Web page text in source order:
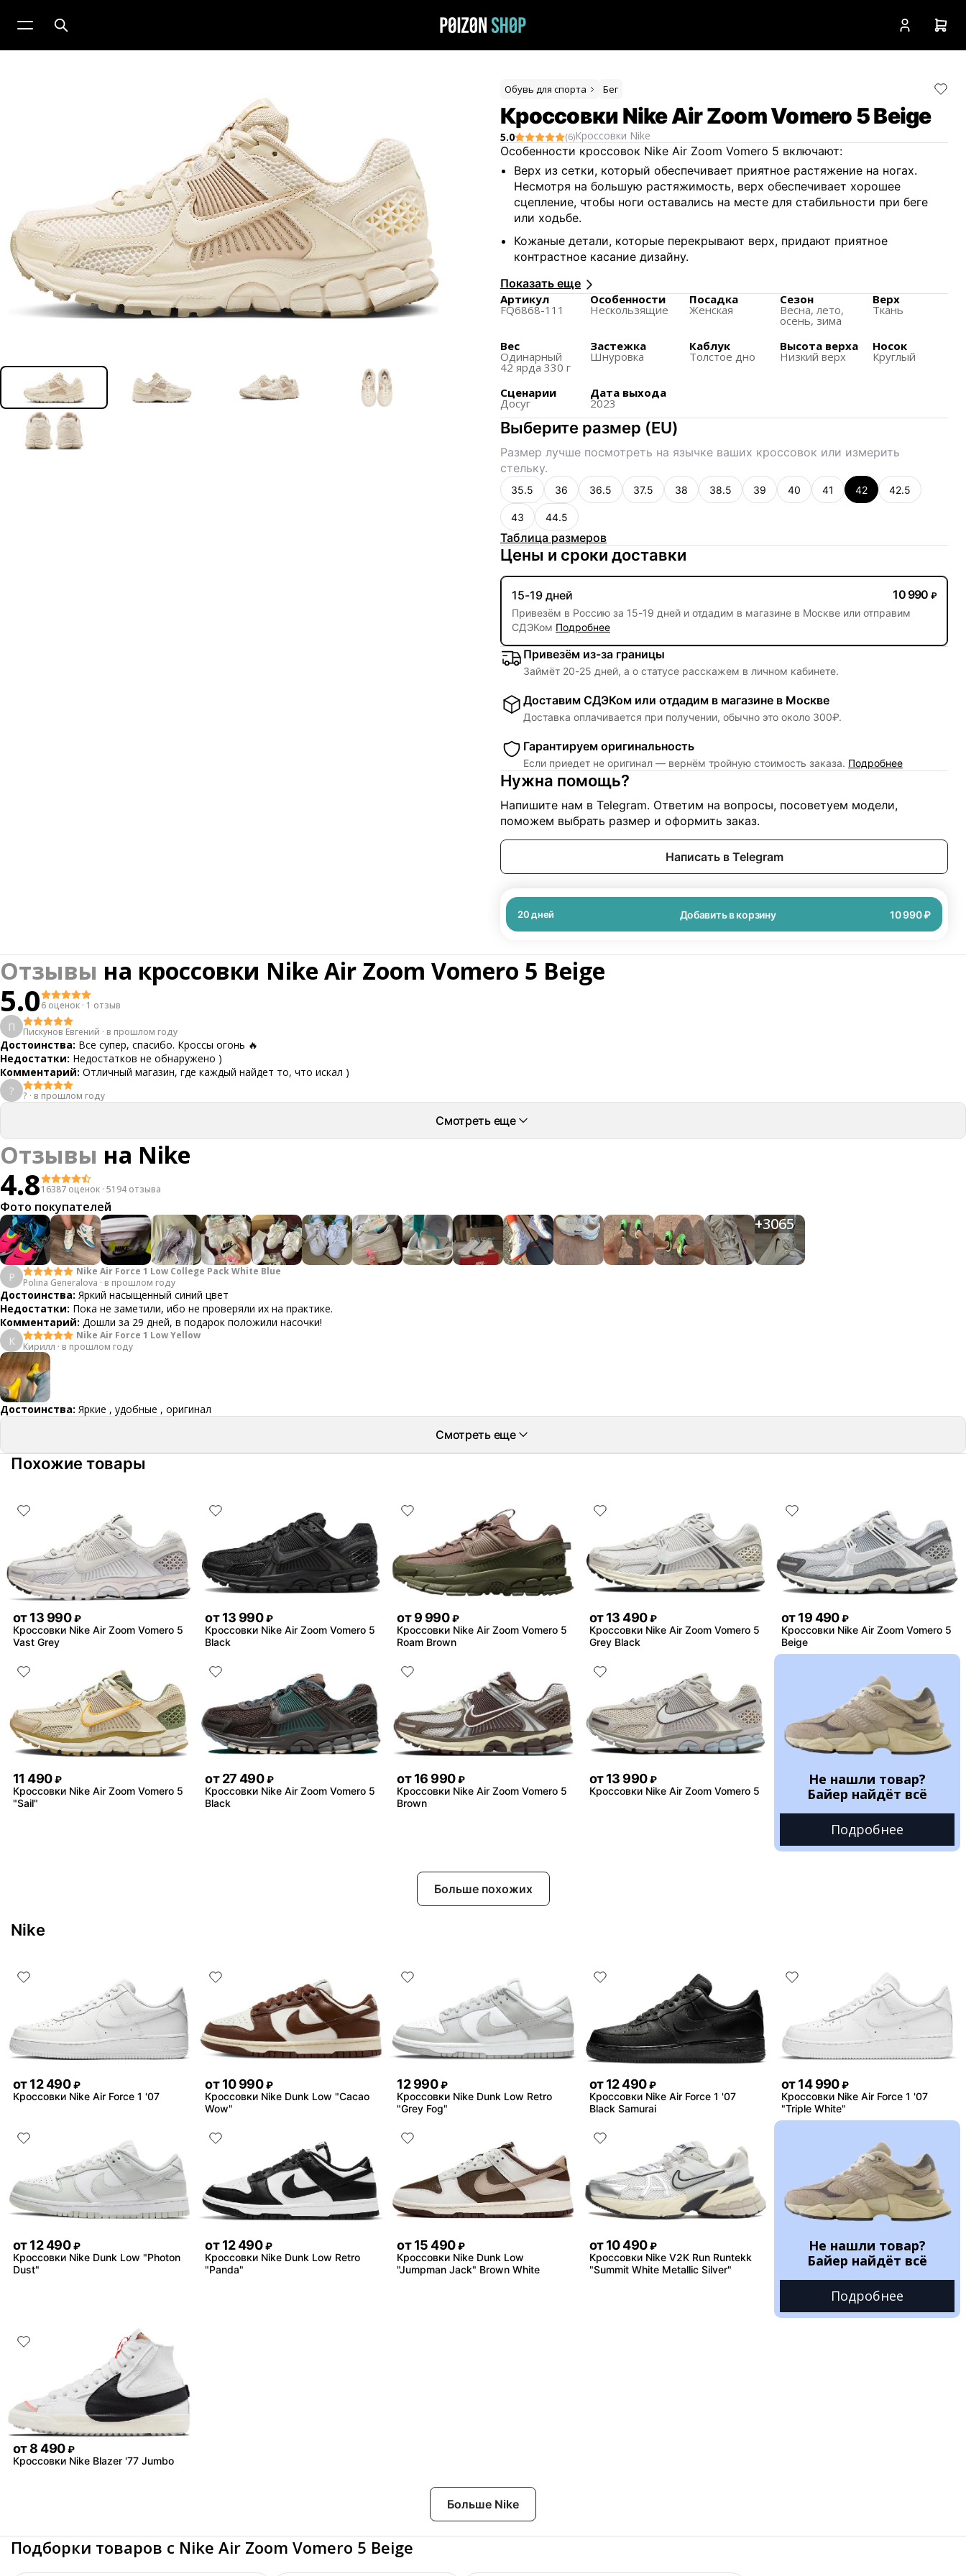
Обувь для спорта Бег
Кроссовки Nike Air Zoom Vomero 5 Beige
5.0 (6)Кроссовки Nike
Особенности кроссовок Nike Air Zoom Vomero 5 включают:
Верх из сетки, который обеспечивает приятное растяжение на ногах.
Несмотря на большую растяжимость, верх обеспечивает хорошее
сцепление, чтобы ноги оставались на месте для стабильности при беге
или ходьбе.
Кожаные детали, которые перекрывают верх, придают приятное
контрастное касание дизайну.
Кроссовки дополнены деталями из 3M для еще более впечатляющего
вида.
Каждая пара имеет дышащий сетчатый верх, кожаные и замшевые
контру для пятки.
Эти кроссовки были впервые представлены в 2010 году и имеют
непреодолимо ретро ощущение благодаря их массивным резиновым
подошвам и богато слоенным компонентам.
Показать еще
Артикул
FQ6868-111
Особенности
Нескользящиe
Посадка
Женская
Сезон
Весна, лето,
осень, зима
Верх
Ткань
Вес
Одинарный
42 ярда 330 г
Застежка
Шнуровка
Каблук
Толстое дно
Высота верха
Низкий верх
Носок
Круглый
Сценарии
Досуг
Дата выхода
2023
Выберите размер (EU)
Размер лучше посмотреть на язычке ваших кроссовок или измерить
стельку.
35.5 36 36.5 37.5 38 38.5 39 40 41 42 42.5
43 44.5
Таблица размеров
Цены и сроки доставки
15-19 дней 10 990 ₽
Привезём в Россию за 15-19 дней и отдадим в магазине в Москве или отправим
СДЭКом Подробнее
Привезём из-за границы
Займёт 20-25 дней, а о статусе расскажем в личном кабинете.
Доставим СДЭКом или отдадим в магазине в Москве
Доставка оплачивается при получении, обычно это около 300₽.
Гарантируем оригинальность
Если приедет не оригинал — вернём тройную стоимость заказа. Подробнее
Нужна помощь?
Напишите нам в Telegram. Ответим на вопросы, посоветуем модели,
поможем выбрать размер и оформить заказ.
Написать в Telegram
20дней Добавить в корзину 10 990 ₽
Отзывы на кроссовки Nike Air Zoom Vomero 5 Beige
5.06 оценок · 1 отзыв
П Пискунов Евгений · в прошлом году
Достоинства: Все супер, спасибо. Кроссы огонь 🔥
Недостатки: Недостатков не обнаружено )
Комментарий: Отличный магазин, где каждый найдет то, что искал )
?
? · в прошлом году
Смотреть еще
Отзывы на Nike
4.816387 оценок · 5194 отзыва
Фото покупателей
+3065
P
Nike Air Force 1 Low College Pack White Blue
Polina Generalova · в прошлом году
Достоинства: Яркий насыщенный синий цвет
Недостатки: Пока не заметили, ибо не проверяли их на практике.
Комментарий: Дошли за 29 дней, в подарок положили насочки!
К
Nike Air Force 1 Low Yellow
Кирилл · в прошлом году
Достоинства: Яркие , удобные , оригинал
Смотреть еще
Похожие товары
от13 990 ₽
Кроссовки Nike Air Zoom Vomero 5
Vast Grey
от 13 990 ₽
Кроссовки Nike Air Zoom Vomero 5
Black
от 9 990 ₽
Кроссовки Nike Air Zoom Vomero 5
Roam Brown
от 13 490 ₽
Кроссовки Nike Air Zoom Vomero 5
Grey Black
от 19 490 ₽
Кроссовки Nike Air Zoom Vomero 5
Beige
11 490 ₽
Кроссовки Nike Air Zoom Vomero 5
"Sail"
от 27 490 ₽
Кроссовки Nike Air Zoom Vomero 5
Black
от 16 990 ₽
Кроссовки Nike Air Zoom Vomero 5
Brown
от 13 990 ₽
Кроссовки Nike Air Zoom Vomero 5
Не нашли товар?
Байер найдёт всё
Подробнее
Больше похожих
Nike
от12 490 ₽
Кроссовки Nike Air Force 1 '07
от 10 990 ₽
Кроссовки Nike Dunk Low "Cacao
Wow"
12 990 ₽
Кроссовки Nike Dunk Low Retro
"Grey Fog"
от 12 490 ₽
Кроссовки Nike Air Force 1 '07
Black Samurai
от 14 990 ₽
Кроссовки Nike Air Force 1 '07
"Triple White"
от12 490 ₽
Кроссовки Nike Dunk Low "Photon
Dust"
от 12 490 ₽
Кроссовки Nike Dunk Low Retro
"Panda"
от 15 490 ₽
Кроссовки Nike Dunk Low
"Jumpman Jack" Brown White
от 10 490 ₽
Кроссовки Nike V2K Run Runtekk
"Summit White Metallic Silver"
Не нашли товар?
Байер найдёт всё
Подробнее
от8 490 ₽
Кроссовки Nike Blazer '77 Jumbo
Больше Nike
Подборки товаров с Nike Air Zoom Vomero 5 Beige